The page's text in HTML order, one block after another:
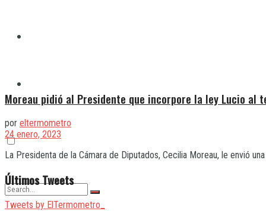
Moreau pidió al Presidente que incorpore la ley Lucio al
por eltermometro
24 enero, 2023
La Presidenta de la Cámara de Diputados, Cecilia Moreau, le envió
Últimos Tweets
Tweets by ElTermometro_